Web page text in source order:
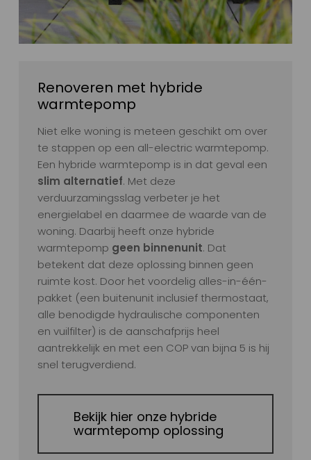
Renoveren met hybride
warmtepomp
Niet elke woning is meteen geschikt om over
te stappen op een all-electric warmtepomp.
Een hybride warmtepomp is in dat geval een
slim alternatief. Met deze
verduurzamingsslag verbeter je het
energielabel en daarmee de waarde van de
woning. Daarbij heeft onze hybride
warmtepomp geen binnenunit. Dat
betekent dat deze oplossing binnen geen
ruimte kost. Door het voordelig alles-in-één-
pakket (een buitenunit inclusief thermostaat,
alle benodigde hydraulische componenten
en vuilfilter) is de aanschafprijs heel
aantrekkelijk en met een COP van bijna 5 is hij
snel terugverdiend.
Bekijk hier onze hybride
warmtepomp oplossing